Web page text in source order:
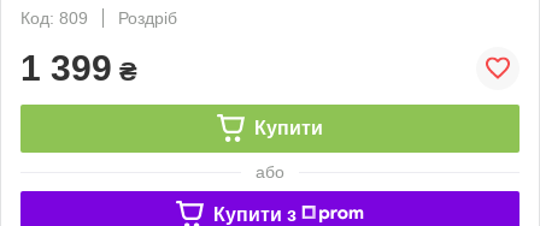
Код: 809
Роздріб
1 399 ₴
Купити
або
Купити з